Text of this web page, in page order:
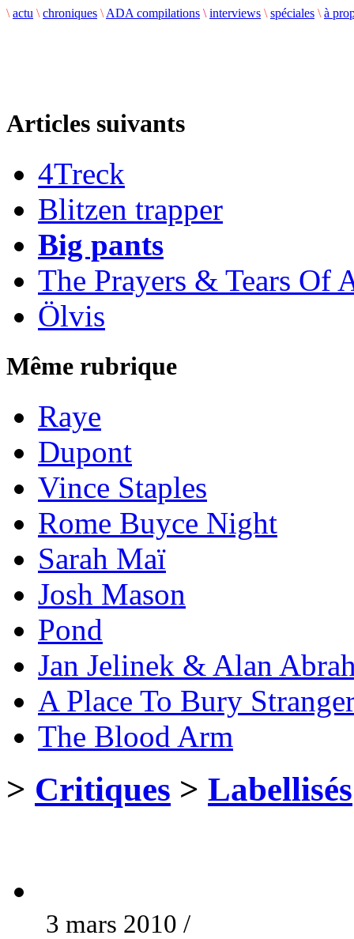
\ actu \ chroniques \ ADA compilations \ interviews \ spéciales \ à
Articles suivants
4Treck
Blitzen trapper
Big pants
The Prayers & Tears Of
Ölvis
Même rubrique
Raye
Dupont
Vince Staples
Rome Buyce Night
Sarah Maï
Josh Mason
Pond
Jan Jelinek & Alan
A Place To Bury
The Blood Arm
> Critiques > Labellisés
3 mars 2010 /